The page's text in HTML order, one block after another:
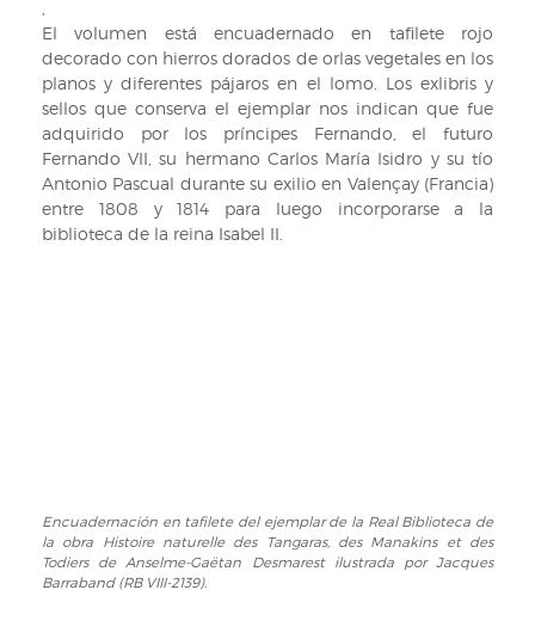
Gaëtan
Desmarest
ilustrada
por
Jacques
Barraband
(RB
VIII-
2139).
la
edición
Histoire
naturelle
des
Tangaras,
des
Manakins
et
des
VIII-
2139).
El volumen está encuadernado en tafilete rojo
decorado con hierros dorados de orlas vegetales en los
planos y diferentes pájaros en el lomo. Los exlibris y
sellos que conserva el ejemplar nos indican que fue
adquirido por los príncipes Fernando, el futuro
Fernando VII, su hermano Carlos María Isidro y su tío
Antonio Pascual durante su exilio en Valençay (Francia)
entre 1808 y 1814 para luego incorporarse a la
biblioteca de la reina Isabel II.
Encuadernación
en
tafilete
Encuadernación en tafilete del ejemplar de la Real Biblioteca de
la obra Histoire naturelle des Tangaras, des Manakins et des
Todiers de Anselme-Gaëtan Desmarest ilustrada por Jacques
Barraband (RB VIII-2139).